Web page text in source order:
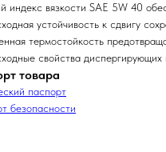
индекс вязкости SAE 5W 40
устойчивость к сдвигу
термостойкость
свойства диспергирующих
товара
паспорт
безопасности